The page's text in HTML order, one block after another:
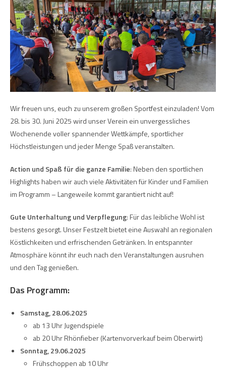
Wir freuen uns, euch zu unserem großen Sportfest einzuladen! Vom
28. bis 30. Juni 2025 wird unser Verein ein unvergessliches
Wochenende voller spannender Wettkämpfe, sportlicher
Höchstleistungen und jeder Menge Spaß veranstalten.
Action und Spaß für die ganze Familie: Neben den sportlichen
Highlights haben wir auch viele Aktivitäten für Kinder und Familien
im Programm – Langeweile kommt garantiert nicht auf!
Gute Unterhaltung und Verpflegung: Für das leibliche Wohl ist
bestens gesorgt. Unser Festzelt bietet eine Auswahl an regionalen
Köstlichkeiten und erfrischenden Getränken. In entspannter
Atmosphäre könnt ihr euch nach den Veranstaltungen ausruhen
und den Tag genießen.
Das Programm:
Samstag, 28.06.2025
ab 13 Uhr Jugendspiele
ab 20 Uhr Rhönfieber (Kartenvorverkauf beim Oberwirt)
Sonntag, 29.06.2025
Frühschoppen ab 10 Uhr